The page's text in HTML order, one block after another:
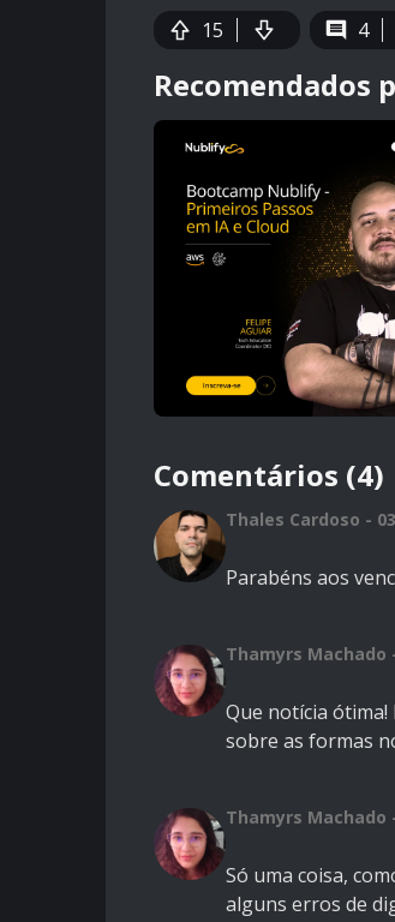
15 4
Recomendados
Comentários (4)
Thales Cardoso -
Parabéns aos
Thamyrs Machado
Que notícia
sobre as formas
Thamyrs Machado
Só uma coisa,
alguns erros de